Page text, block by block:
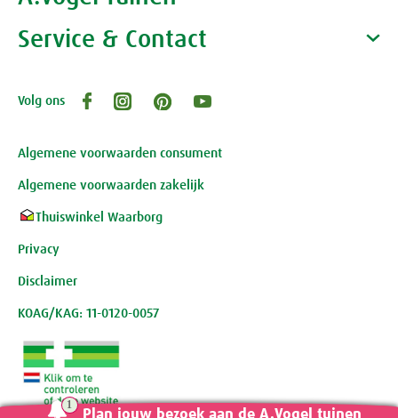
Waarom A.Vogel kiezen
Over A.Vogel tuinen
Openingstijden, route en adres
Service & Contact
Klantenservice webwinkel
Review-richtlijnen
Volg ons
Algemene voorwaarden consument
Algemene voorwaarden zakelijk
Thuiswinkel Waarborg
Privacy
Disclaimer
KOAG/KAG: 11-0120-0057
Plan jouw bezoek aan de A.Vogel tuinen